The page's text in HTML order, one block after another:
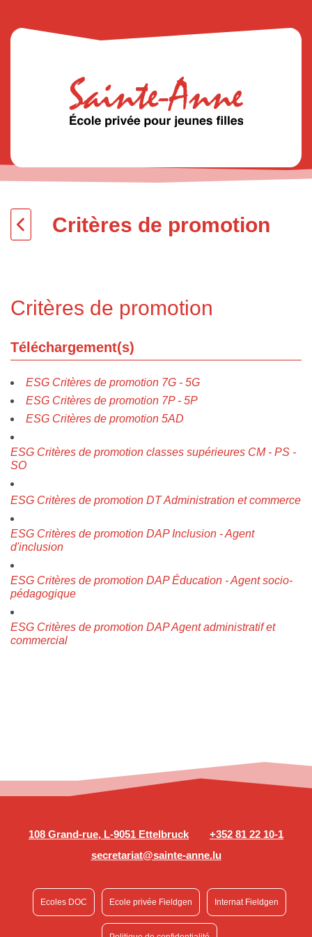
Critères de promotion
Critères de promotion
Téléchargement(s)
ESG Critères de promotion 7G - 5G
ESG Critères de promotion 7P - 5P
ESG Critères de promotion 5AD
ESG Critères de promotion classes supérieures CM - PS -
SO
ESG Critères de promotion DT Administration et commerce
ESG Critères de promotion DAP Inclusion - Agent
d'inclusion
ESG Critères de promotion DAP Éducation - Agent socio-
pédagogique
ESG Critères de promotion DAP Agent administratif et
commercial
108 Grand-rue, L-9051 Ettelbruck
+352 81 22 10-1
secretariat@sainte-anne.lu
Ecoles DOC Ecole privée Fieldgen Internat Fieldgen